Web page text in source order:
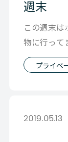
週末
この週末
物に行って
どちらかと
プライベ
2019.05.13